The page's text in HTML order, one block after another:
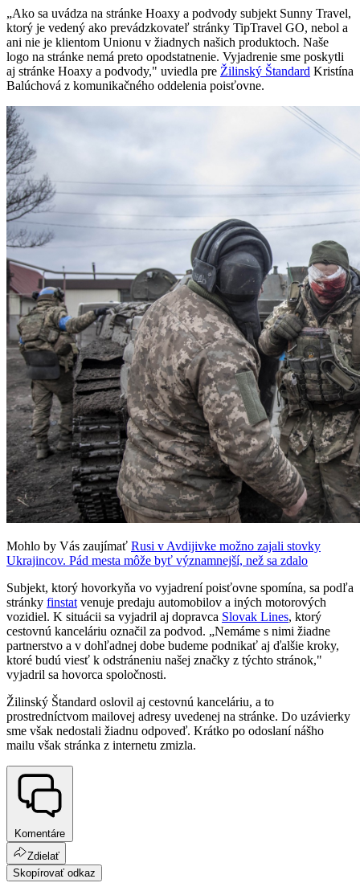
„Ako sa uvádza na stránke Hoaxy a podvody subjekt Sunny Travel,
ktorý je vedený ako prevádzkovateľ stránky TipTravel GO, nebol a
ani nie je klientom Unionu v žiadnych našich produktoch. Naše
logo na stránke nemá preto opodstatnenie. Vyjadrenie sme poskytli
aj stránke Hoaxy a podvody," uviedla pre Žilinský Štandard Kristína
Balúchová z komunikačného oddelenia poisťovne.
Mohlo by Vás zaujímať Rusi v Avdijivke možno zajali stovky
Ukrajincov. Pád mesta môže byť významnejší, než sa zdalo
Subjekt, ktorý hovorkyňa vo vyjadrení poisťovne spomína, sa podľa
stránky finstat venuje predaju automobilov a iných motorových
vozidiel. K situácii sa vyjadril aj dopravca Slovak Lines, ktorý
cestovnú kanceláriu označil za podvod. „Nemáme s nimi žiadne
partnerstvo a v dohľadnej dobe budeme podnikať aj ďalšie kroky,
ktoré budú viesť k odstráneniu našej značky z týchto stránok,"
vyjadril sa hovorca spoločnosti.
Žilinský Štandard oslovil aj cestovnú kanceláriu, a to
prostredníctvom mailovej adresy uvedenej na stránke. Do uzávierky
sme však nedostali žiadnu odpoveď. Krátko po odoslaní nášho
mailu však stránka z internetu zmizla.
Komentáre
Zdielať
Skopírovať odkaz